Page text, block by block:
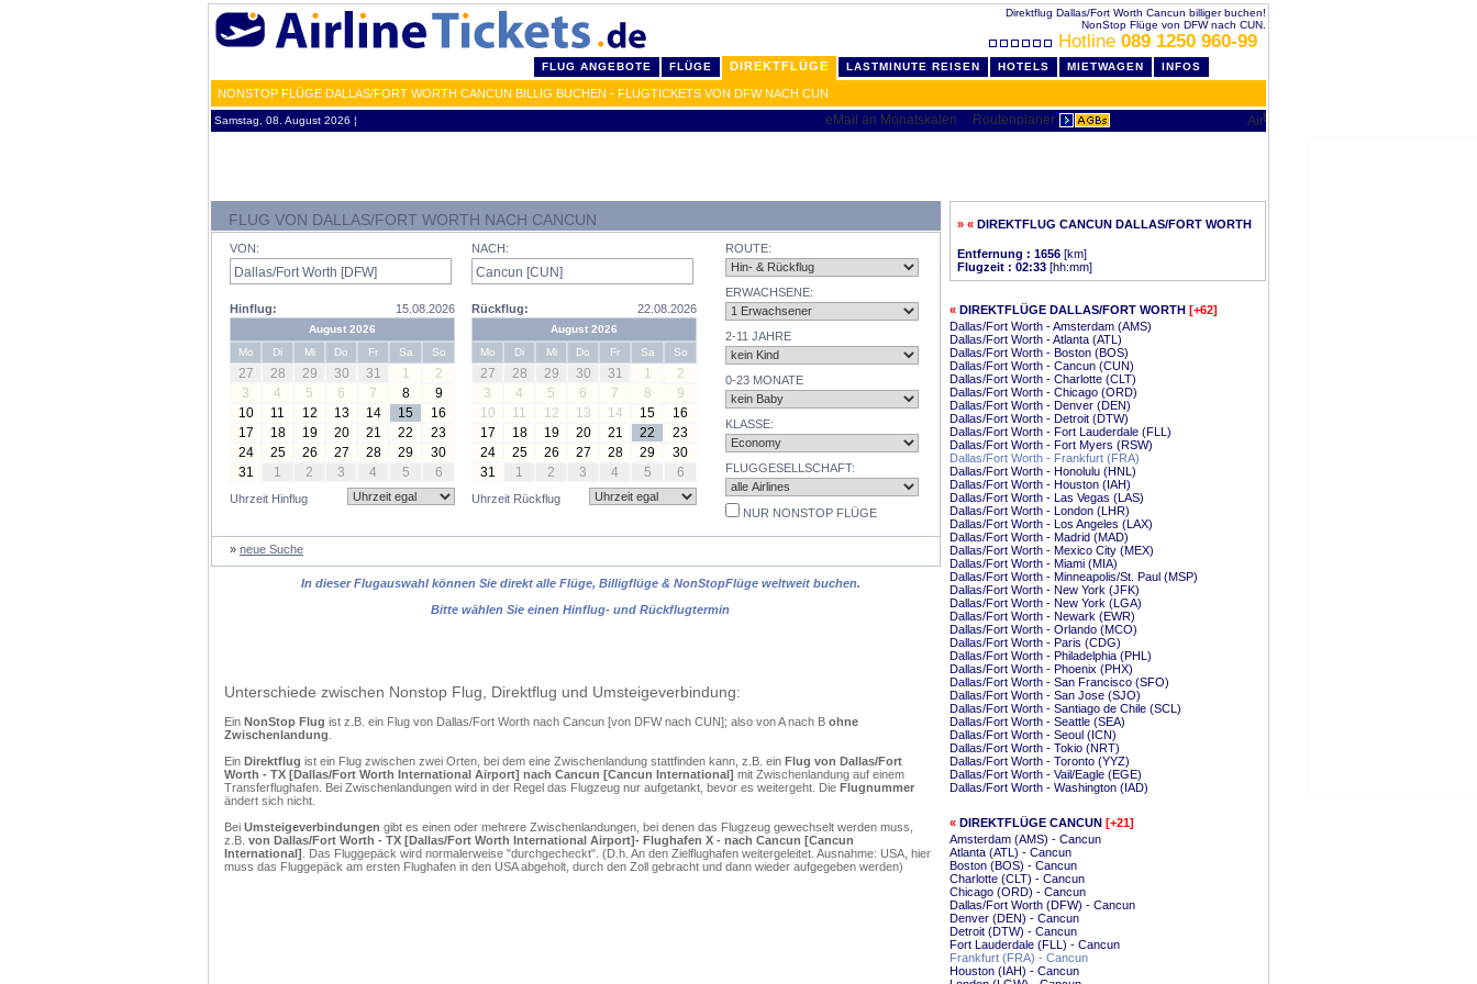
Direktflug Dallas/Fort Worth Cancun billiger buchen!
NonStop Flüge von DFW nach CUN.
Hotline 089 1250 960-99
FLUG ANGEBOTE FLÜGE DIREKTFLÜGE LASTMINUTE REISEN HOTELS MIETWAGEN INFOS
NONSTOP FLÜGE DALLAS/FORT WORTH CANCUN BILLIG BUCHEN - FLUGTICKETS VON DFW NACH CUN
Samstag, 08. August 2026 ¦
FLUG VON DALLAS/FORT WORTH NACH CANCUN
VON:
Hinflug: 15.08.2026
August 2026
Mo
Di Mi Do Fr Sa So
27 28 29 30 31 1
2
3
4 5 6 7 8
9
10
11 12 13 14 15
16
17
18 19 20 21 22
23
24
25 26 27 28 29
30
31
1 2 3 4 5 6
Uhrzeit Hinflug
NACH:
Rückflug: 22.08.2026
August 2026
Mo
Di Mi Do Fr Sa So
27 28 29 30 31 1
2
3
4 5 6 7 8
9
10
11 12 13 14 15
16
17
18 19 20 21 22
23
24
25 26 27 28 29
30
31
1 2 3 4 5 6
Uhrzeit Rückflug
ROUTE:
ERWACHSENE:
2-11 JAHRE
0-23 MONATE
KLASSE:
FLUGGESELLSCHAFT:
NUR NONSTOP FLÜGE
» neue Suche
In dieser Flugauswahl können Sie direkt alle Flüge, Billigflüge & NonStopFlüge weltweit buchen.
Bitte wählen Sie einen Hinflug- und Rückflugtermin
Unterschiede zwischen Nonstop Flug, Direktflug und Umsteigeverbindung:
Ein NonStop Flug ist z.B. ein Flug von Dallas/Fort Worth nach Cancun [von DFW nach CUN]; also von A nach B ohne
Zwischenlandung
Ein Direktflug ist ein Flug zwischen zwei Orten, bei dem eine Zwischenlandung stattfinden kann, z.B. ein Flug von Dallas/Fort
Worth - TX [Dallas/Fort Worth International Airport] nach Cancun [Cancun International] mit Zwischenlandung auf einem
Transferflughafen. Bei Zwischenlandungen wird in der Regel das Flugzeug nur aufgetankt, bevor es weitergeht. Die Flugnummer
ändert sich nicht.
Bei Umsteigeverbindungen gibt es einen oder mehrere Zwischenlandungen, bei denen das Flugzeug gewechselt werden muss,
z.B. von Dallas/Fort Worth - TX [Dallas/Fort Worth International Airport]- Flughafen X - nach Cancun [Cancun
International] . Das Fluggepäck wird normalerweise "durchgecheckt". (D.h. An den Zielflughafen weitergeleitet. Ausnahme: USA, hier
muss das Fluggepäck am ersten Flughafen in den USA abgeholt, durch den Zoll gebracht und dann wieder aufgegeben werden)
» « DIREKTFLUG CANCUN DALLAS/FORT WORTH
Entfernung : 1656 [km]
Flugzeit : 02:33 [hh:mm]
« DIREKTFLÜGE DALLAS/FORT WORTH [+62]
Dallas/Fort Worth - Amsterdam (AMS)
Dallas/Fort Worth - Atlanta (ATL)
Dallas/Fort Worth - Boston (BOS)
Dallas/Fort Worth - Cancun (CUN)
Dallas/Fort Worth - Charlotte (CLT)
Dallas/Fort Worth - Chicago (ORD)
Dallas/Fort Worth - Denver (DEN)
Dallas/Fort Worth - Detroit (DTW)
Dallas/Fort Worth - Fort Lauderdale (FLL)
Dallas/Fort Worth - Fort Myers (RSW)
Dallas/Fort Worth - Frankfurt (FRA)
Dallas/Fort Worth - Honolulu (HNL)
Dallas/Fort Worth - Houston (IAH)
Dallas/Fort Worth - Las Vegas (LAS)
Dallas/Fort Worth - London (LHR)
Dallas/Fort Worth - Los Angeles (LAX)
Dallas/Fort Worth - Madrid (MAD)
Dallas/Fort Worth - Mexico City (MEX)
Dallas/Fort Worth - Miami (MIA)
Dallas/Fort Worth - Minneapolis/St. Paul (MSP)
Dallas/Fort Worth - New York (JFK)
Dallas/Fort Worth - New York (LGA)
Dallas/Fort Worth - Newark (EWR)
Dallas/Fort Worth - Orlando (MCO)
Dallas/Fort Worth - Paris (CDG)
Dallas/Fort Worth - Philadelphia (PHL)
Dallas/Fort Worth - Phoenix (PHX)
Dallas/Fort Worth - San Francisco (SFO)
Dallas/Fort Worth - San Jose (SJO)
Dallas/Fort Worth - Santiago de Chile (SCL)
Dallas/Fort Worth - Seattle (SEA)
Dallas/Fort Worth - Seoul (ICN)
Dallas/Fort Worth - Tokio (NRT)
Dallas/Fort Worth - Toronto (YYZ)
Dallas/Fort Worth - Vail/Eagle (EGE)
Dallas/Fort Worth - Washington (IAD)
« DIREKTFLÜGE CANCUN [+21]
Amsterdam (AMS) - Cancun
Atlanta (ATL) - Cancun
Boston (BOS) - Cancun
Charlotte (CLT) - Cancun
Chicago (ORD) - Cancun
Dallas/Fort Worth (DFW) - Cancun
Denver (DEN) - Cancun
Detroit (DTW) - Cancun
Fort Lauderdale (FLL) - Cancun
Frankfurt (FRA) - Cancun
Houston (IAH) - Cancun